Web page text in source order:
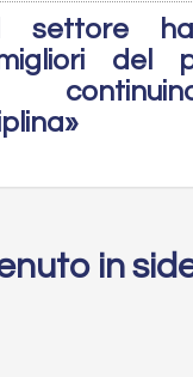
settore
del
in